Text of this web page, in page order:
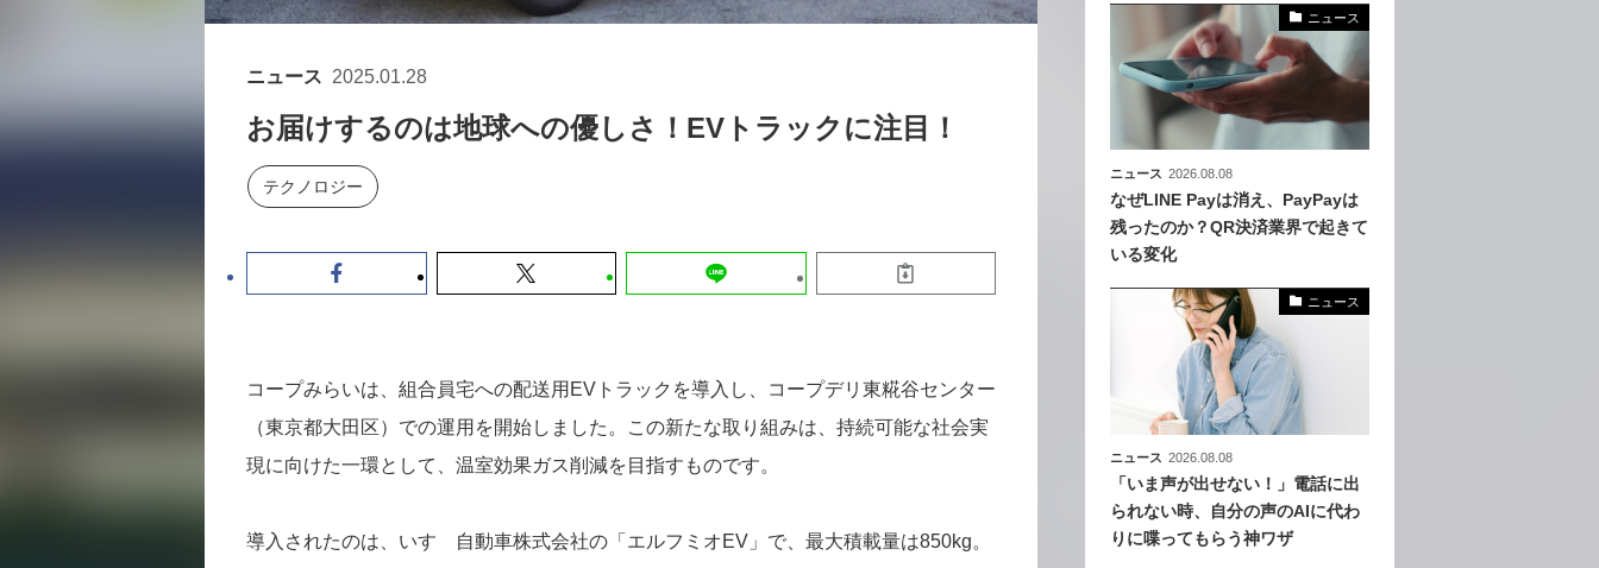
れるのか
ニュース 2025.01.28
お届けするのは地球への優しさ！EVトラックに注目！
テクノロジー
コープみらいは、組合員宅への配送用EVトラックを導入し、コープデリ東糀谷センター
（東京都大田区）での運用を開始しました。この新たな取り組みは、持続可能な社会実
現に向けた一環として、温室効果ガス削減を目指すものです。
導入されたのは、いすゞ自動車株式会社の「エルフミオEV」で、最大積載量は850kg。
ニュース
ニュース 2026.08.08
なぜLINE Payは消え、PayPayは
残ったのか？QR決済業界で起きて
いる変化
ニュース
ニュース 2026.08.08
「いま声が出せない！」電話に出
られない時、自分の声のAIに代わ
りに喋ってもらう神ワザ